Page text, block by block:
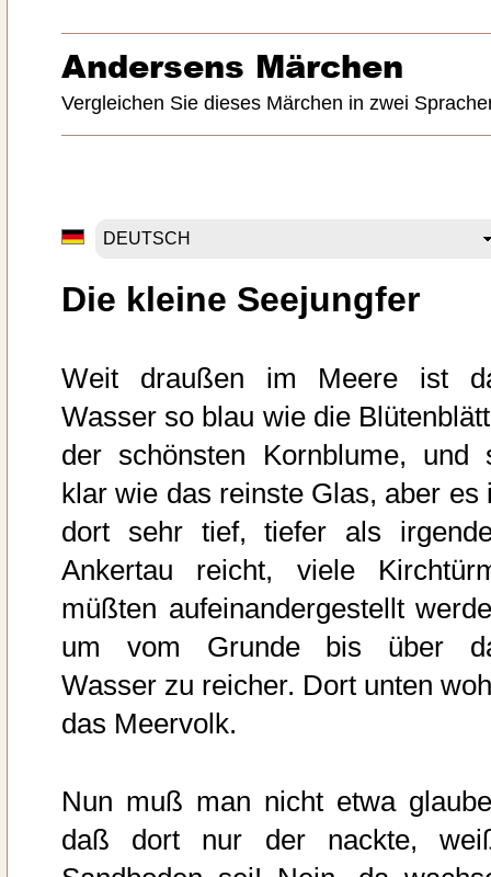
Andersens Märchen
Vergleichen Sie dieses Märchen in zwei
Die kleine Seejungfer
Weit draußen im Meere ist
Wasser so blau wie die
der schönsten Kornblume, und
klar wie das reinste Glas, aber es
dort sehr tief, tiefer als
Ankertau reicht, viele
müßten aufeinandergestellt
um vom Grunde bis über
Wasser zu reicher. Dort unten
das Meervolk.
Nun muß man nicht etwa
daß dort nur der nackte,